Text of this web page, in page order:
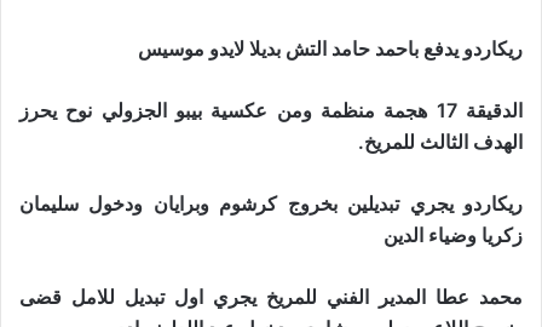
ريكاردو يدفع باحمد حامد التش بديلا لايدو موسيس
الدقيقة 17 هجمة منظمة ومن عكسية بيبو الجزولي نوح يحرز
الهدف الثالث للمريخ.
ريكاردو يجري تبديلين بخروج كرشوم وبرايان ودخول سليمان
زكريا وضياء الدين
محمد عطا المدير الفني للمريخ يجري اول تبديل للامل قضى